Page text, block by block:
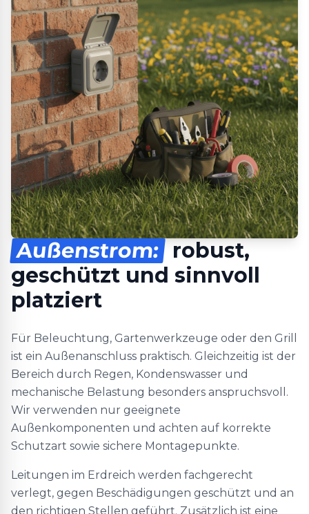
Außenstrom: robust,
geschützt und sinnvoll
platziert
Für Beleuchtung, Gartenwerkzeuge oder den Grill
ist ein Außenanschluss praktisch. Gleichzeitig ist der
Bereich durch Regen, Kondenswasser und
mechanische Belastung besonders anspruchsvoll.
Wir verwenden nur geeignete
Außenkomponenten und achten auf korrekte
Schutzart sowie sichere Montagepunkte.
Leitungen im Erdreich werden fachgerecht
verlegt, gegen Beschädigungen geschützt und an
den richtigen Stellen geführt. Zusätzlich ist eine